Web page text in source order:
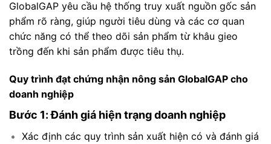
GlobalGAP yêu cầu hệ thống truy xuất nguồn gốc sản
phẩm rõ ràng, giúp người tiêu dùng và các cơ quan
chức năng có thể theo dõi sản phẩm từ khâu gieo
trồng đến khi sản phẩm được tiêu thụ.
Quy trình đạt chứng nhận nông sản GlobalGAP cho
doanh nghiệp
Bước 1: Đánh giá hiện trạng doanh nghiệp
Xác định các quy trình sản xuất hiện có và đánh giá